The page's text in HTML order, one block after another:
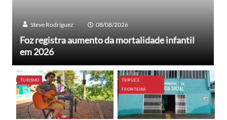
Steve Rodríguez 08/08/2026
Foz registra aumento da mortalidade infantil
em 2026
TURISMO
TRÍPLICE
FRONTEIRA